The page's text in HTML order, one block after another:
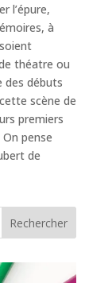
l’épure,
à
théatre ou
des débuts
scène de
premiers
pense
de
Rechercher